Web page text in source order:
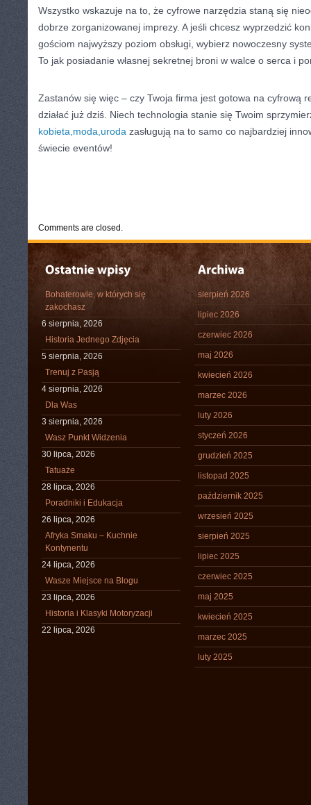
Wszystko wskazuje na to, że cyfrowe narzędzia staną się
dobrze zorganizowanej imprezy. A jeśli chcesz wyprzedzić
gościom najwyższy poziom obsługi, wybierz nowoczesny
To jak posiadanie własnej sekretnej broni w walce o serca i
Zastanów się więc – czy Twoja firma jest gotowa na cyfrową
działać już dziś. Niech technologia stanie się Twoim
kobieta,moda,uroda zasługują na to samo co najbardziej
świecie eventów!
Comments are closed.
Bohaterowie, w których się
zakochasz
6 sierpnia, 2026
Historia Jednego Zdjęcia
5 sierpnia, 2026
Trenuj z Pasją
4 sierpnia, 2026
Dla Was
3 sierpnia, 2026
Wasz Punkt Widzenia
30 lipca, 2026
Tatuaże
28 lipca, 2026
Poradniki i Edukacja
26 lipca, 2026
Afryka Smaku – Kuchnie
Kontynentu
24 lipca, 2026
Wasze Miejsce na Blogu
23 lipca, 2026
Historia i Klasyki Motoryzacji
22 lipca, 2026
sierpień 2026
lipiec 2026
czerwiec 2026
maj 2026
kwiecień 2026
marzec 2026
luty 2026
styczeń 2026
grudzień 2025
listopad 2025
październik 2025
wrzesień 2025
sierpień 2025
lipiec 2025
czerwiec 2025
maj 2025
kwiecień 2025
marzec 2025
luty 2025